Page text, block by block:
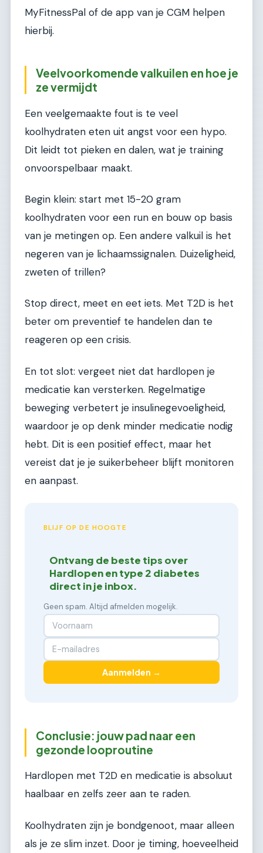
MyFitnessPal of de app van je CGM helpen
hierbij.
Veelvoorkomende valkuilen en hoe je
ze vermijdt
Een veelgemaakte fout is te veel
koolhydraten eten uit angst voor een hypo.
Dit leidt tot pieken en dalen, wat je training
onvoorspelbaar maakt.
Begin klein: start met 15-20 gram
koolhydraten voor een run en bouw op basis
van je metingen op. Een andere valkuil is het
negeren van je lichaamssignalen. Duizeligheid,
zweten of trillen?
Stop direct, meet en eet iets. Met T2D is het
beter om preventief te handelen dan te
reageren op een crisis.
En tot slot: vergeet niet dat hardlopen je
medicatie kan versterken. Regelmatige
beweging verbetert je insulinegevoeligheid,
waardoor je op denk minder medicatie nodig
hebt. Dit is een positief effect, maar het
vereist dat je je suikerbeheer blijft monitoren
en aanpast.
BLIJF OP DE HOOGTE
Ontvang de beste tips over
Hardlopen en type 2 diabetes
direct in je inbox.
Geen spam. Altijd afmelden mogelijk.
Aanmelden →
Conclusie: jouw pad naar een
gezonde looproutine
Hardlopen met T2D en medicatie is absoluut
haalbaar en zelfs zeer aan te raden.
Koolhydraten zijn je bondgenoot, maar alleen
als je ze slim inzet. Door je timing, hoeveelheid